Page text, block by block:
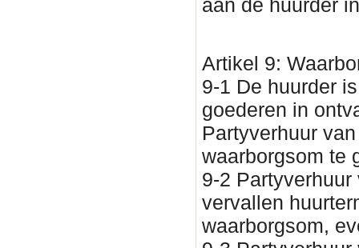
aan de huurder
Artikel 9:
9-1 De huurder
goederen in
Partyverhuur
waarborgsom te
9-2
vervallen
waarborgsom,